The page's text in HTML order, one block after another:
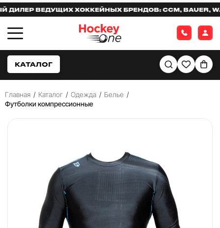
ВЕДУЩИХ ХОККЕЙНЫХ БРЕНДОВ: CCM, BAUER,
КАТАЛОГ
Главная / Каталог / Одежда / Белье /
Футболки компрессионные